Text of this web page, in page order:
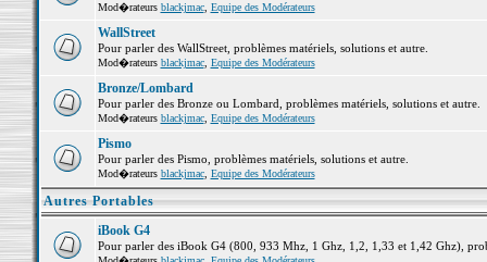
Mod�rateurs blackjmac, Equipe des Modérateurs
WallStreet
Pour parler des WallStreet, problèmes matériels, solutions et autre.
Mod�rateurs blackjmac, Equipe des Modérateurs
Bronze/Lombard
Pour parler des Bronze ou Lombard, problèmes matériels, solutions et autre.
Mod�rateurs blackjmac, Equipe des Modérateurs
Pismo
Pour parler des Pismo, problèmes matériels, solutions et autre.
Mod�rateurs blackjmac, Equipe des Modérateurs
Autres Portables
iBook G4
Pour parler des iBook G4 (800, 933 Mhz, 1 Ghz, 1,2, 1,33 et 1,42 Ghz),